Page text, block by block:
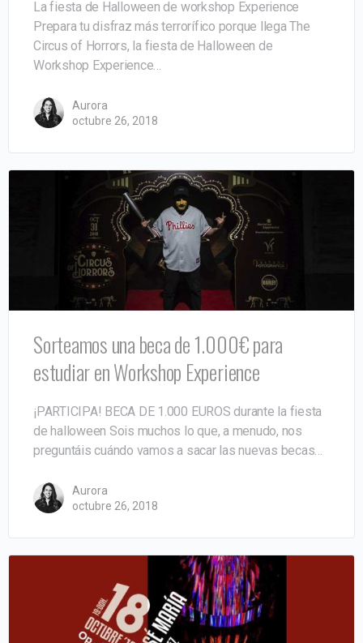
La fiesta de Halloween de workshop Experience
Prepara tu disfraz más terrorífico porque llega The
Circus of Horrors, la fiesta de Halloween de
Workshop Experience…
Aurora
octubre 26, 2018
Sorteamos una beca de 1.000€ para
estudiar en Workshop Experience
¡PARTICIPA! BECA DE 1.000 EUROS durante la fiesta
de halloween Sois muchos lo que, a menudo, nos
preguntáis cuándo vamos a sacar las nuevas becas…
Aurora
octubre 26, 2018